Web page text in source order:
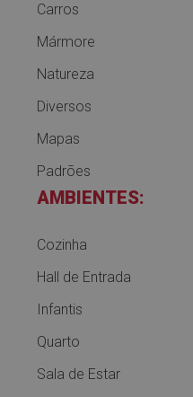
Carros
Mármore
Natureza
Diversos
Mapas
Padrões
AMBIENTES:
Cozinha
Hall de Entrada
Infantis
Quarto
Sala de Estar